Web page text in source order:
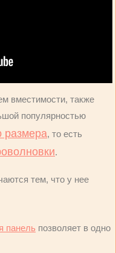
вместимости, также
популярностью
размера, то есть
.
тем, что у нее
панель позволяет в одно